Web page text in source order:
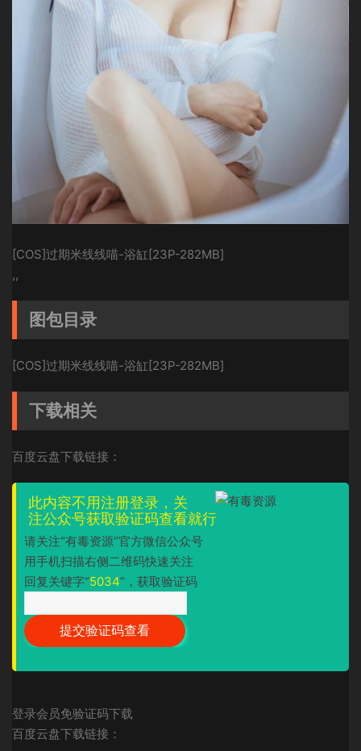
[COS]过期米线线喵-浴缸[23P-282MB]
,,
图包目录
[COS]过期米线线喵-浴缸[23P-282MB]
下载相关
百度云盘下载链接：
此内容不用注册登录，关
注公众号获取验证码查看就行
请关注“有毒资源”官方微信公众号
用手机扫描右侧二维码快速关注
回复关键字“5034”，获取验证码
登录会员免验证码下载
百度云盘下载链接：